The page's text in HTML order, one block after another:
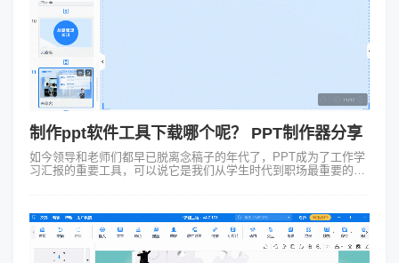
制作ppt软件工具下载哪个呢？ PPT制作器分享
如今领导和老师们都早已脱离念稿子的年代了，PPT成为了工作学
习汇报的重要工具，可以说它是我们从学生时代到职场最重要的工